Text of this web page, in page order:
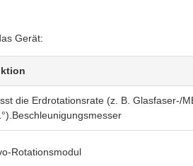
Gerät:
die Erdrotationsrate (z. B. Glasfaser-/
Rotationsmodul